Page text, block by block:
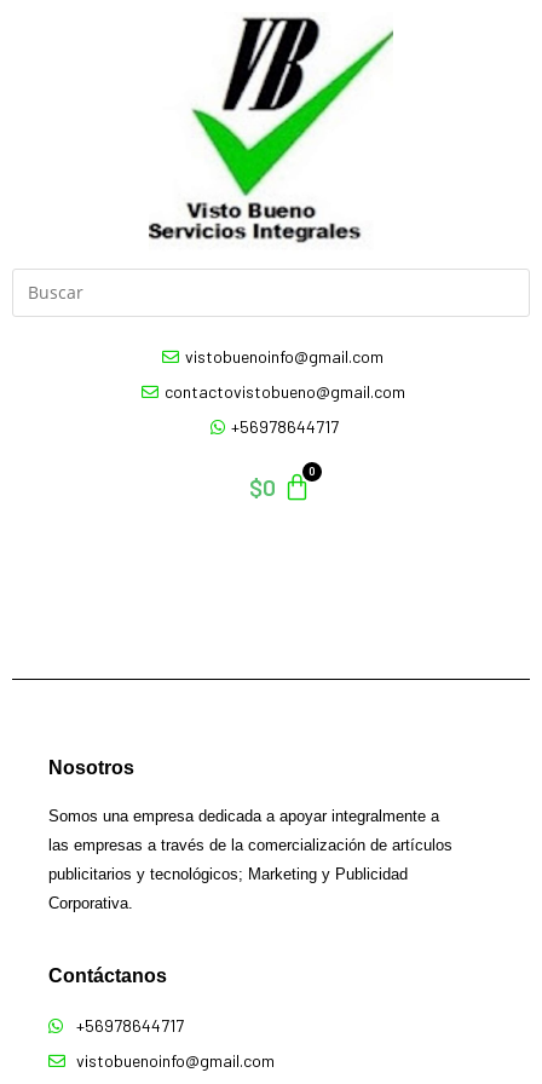
vistobuenoinfo@gmail.com
contactovistobueno@gmail.com
+56978644717
$0
Nosotros
Somos una empresa dedicada a apoyar integralmente a
las empresas a través de la comercialización de artículos
publicitarios y tecnológicos; Marketing y Publicidad
Corporativa.
Contáctanos​
+56978644717
vistobuenoinfo@gmail.com